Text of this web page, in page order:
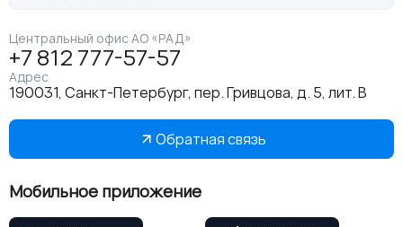
Центральный офис АО «РАД»
+7 812 777-57-57
Адрес
190031, Санкт-Петербург, пер. Гривцова, д. 5, лит. В
Обратная связь
Мобильное приложение